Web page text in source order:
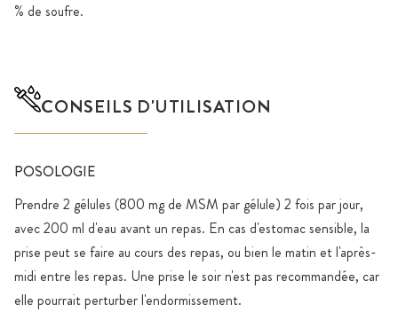
% de soufre.
CONSEILS D'UTILISATION
POSOLOGIE
Prendre 2 gélules (800 mg de MSM par gélule) 2 fois par jour,
avec 200 ml d'eau avant un repas. En cas d'estomac sensible, la
prise peut se faire au cours des repas, ou bien le matin et l'après-
midi entre les repas. Une prise le soir n'est pas recommandée, car
elle pourrait perturber l'endormissement.